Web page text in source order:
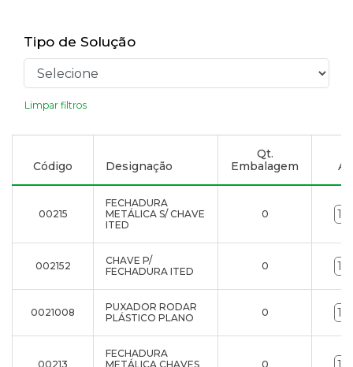
Tipo de Solução
Limpar filtros
Código Designação
Qt.
Embalagem
00215
FECHADURA
METÁLICA S/ CHAVE
ITED
0
002152
CHAVE P/
FECHADURA ITED
0
0021008
PUXADOR RODAR
PLÁSTICO PLANO
0
00213
FECHADURA
METÁLICA CHAVES
0